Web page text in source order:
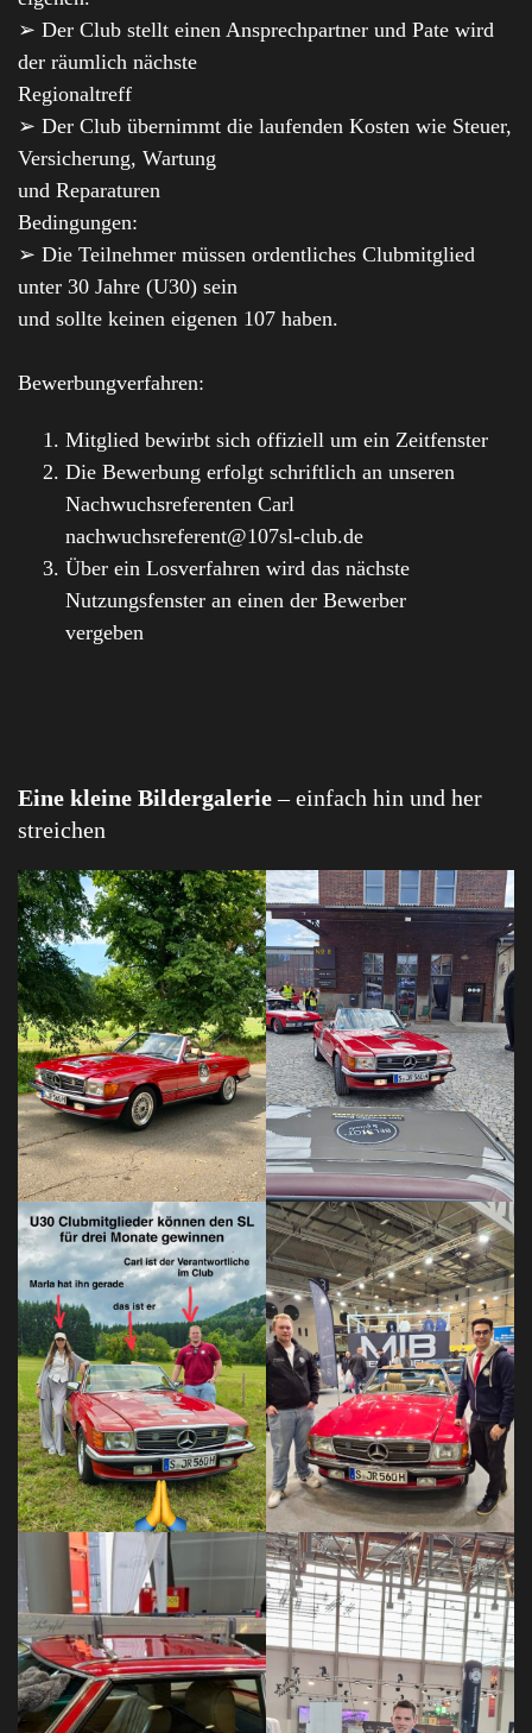
➢ Der Club stellt einen Ansprechpartner und Pate wird
der räumlich nächste
Regionaltreff
➢ Der Club übernimmt die laufenden Kosten wie Steuer,
Versicherung, Wartung
und Reparaturen
Bedingungen:
➢ Die Teilnehmer müssen ordentliches Clubmitglied
unter 30 Jahre (U30) sein
und sollte keinen eigenen 107 haben.
Bewerbungverfahren:
Mitglied bewirbt sich offiziell um ein Zeitfenster
Die Bewerbung erfolgt schriftlich an unseren
Nachwuchsreferenten Carl
nachwuchsreferent@107sl-club.de
Über ein Losverfahren wird das nächste
Nutzungsfenster an einen der Bewerber
vergeben
Eine kleine Bildergalerie– einfach hin und her
streichen